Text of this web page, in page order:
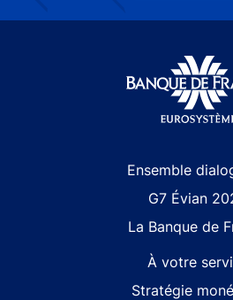
Ensemble
G7 Évian
La Banque de
À votre
Stratégie